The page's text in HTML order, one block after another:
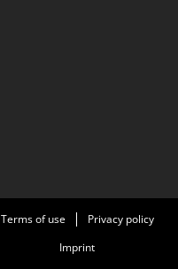
Terms of use
Privacy policy
Imprint